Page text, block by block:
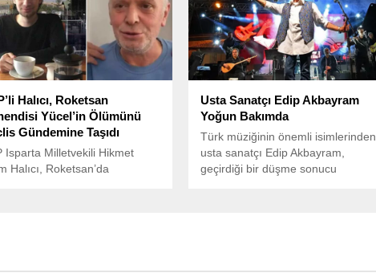
dengelemek ve elektrik
koruma ihtiyacı olarak
Halıcı, Roketsan
Yücel’in Ölümünü
Gündemine Taşıdı
Isparta Milletvekili Hikmet
Halıcı, Roketsan’da
Usta Sanatçı Edip Akbayram
Yoğun Bakımda
Türk müziğinin önemli isimlerinden
usta sanatçı Edip Akbayram,
geçirdiği bir düşme sonucu